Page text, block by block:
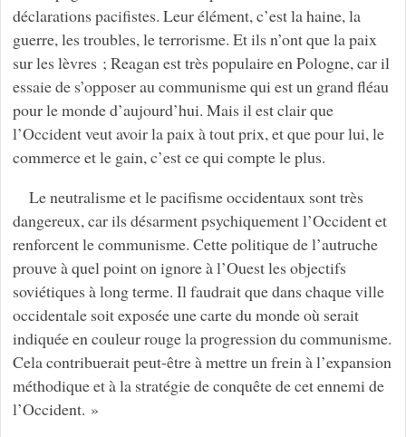
déclarations pacifistes. Leur élément, c’est la haine, la
guerre, les troubles, le terrorisme. Et ils n’ont que la paix
sur les lèvres ; Reagan est très populaire en Pologne, car il
essaie de s’opposer au communisme qui est un grand fléau
pour le monde d’aujourd’hui. Mais il est clair que
l’Occident veut avoir la paix à tout prix, et que pour lui, le
commerce et le gain, c’est ce qui compte le plus.
Le neutralisme et le pacifisme occidentaux sont très
dangereux, car ils désarment psychiquement l’Occident et
renforcent le communisme. Cette politique de l’autruche
prouve à quel point on ignore à l’Ouest les objectifs
soviétiques à long terme. Il faudrait que dans chaque ville
occidentale soit exposée une carte du monde où serait
indiquée en couleur rouge la progression du communisme.
Cela contribuerait peut-être à mettre un frein à l’expansion
méthodique et à la stratégie de conquête de cet ennemi de
l’Occident. »